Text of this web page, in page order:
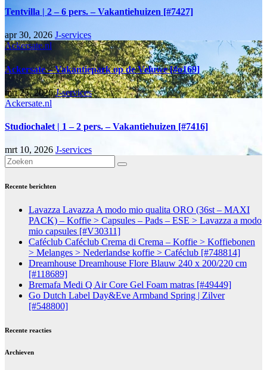
Tentvilla | 2 – 6 pers. – Vakantiehuizen [#7427]
apr 30, 2026 J-services
Ackersate.nl
Ackersate – Vakantiepark op de Veluwe [#o169]
mrt 25, 2026J-services
Ackersate.nl
Studiochalet | 1 – 2 pers. – Vakantiehuizen [#7416]
mrt 10, 2026 J-services
Recente berichten
Lavazza Lavazza A modo mio qualita ORO (36st – MAXI
PACK) – Koffie > Capsules – Pads – ESE > Lavazza a modo
mio capsules [#V30311]
Caféclub Caféclub Crema di Crema – Koffie > Koffiebonen
> Melanges > Nederlandse koffie > Caféclub [#748814]
Dreamhouse Dreamhouse Flore Blauw 240 x 200/220 cm
[#118689]
Bremafa Medi Q Air Core Gel Foam matras [#49449]
Go Dutch Label Day&Eve Armband Spring | Zilver
[#548800]
Recente reacties
Archieven